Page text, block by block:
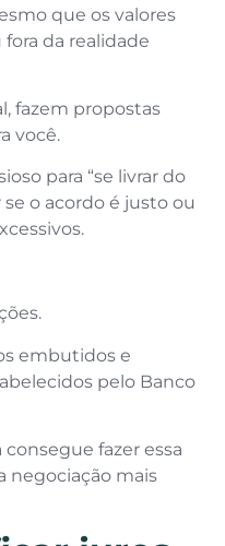
que os valores
da realidade
fazem propostas
você.
para “se livrar do
o acordo é justo ou
embutidos e
pelo Banco
fazer essa
negociação mais